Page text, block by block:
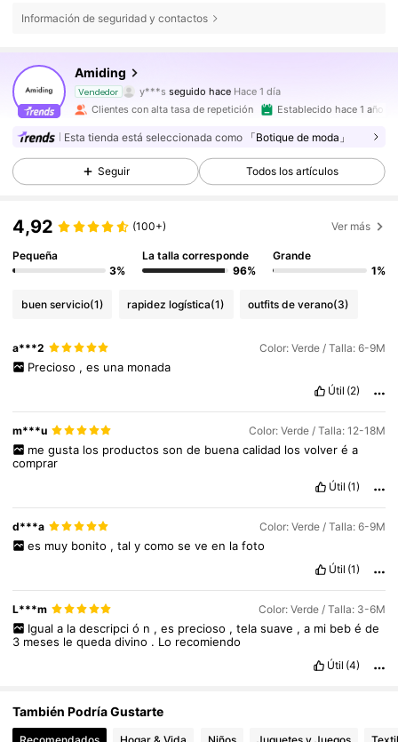
Información de seguridad y contactos
Amiding
Vendedor
n***7 está navegando
4,91
1.4K Seguidores
1.4K Seguidores
4,91 1.4K Seguidores
4,91 1.4K Seguidores
Clientes con alta tasa de repetición Establecido hace 1 año
Esta tienda está seleccionada como 「Botique de moda」
Seguir Todos los artículos
4,92 (100+) Ver más
Pequeña
3%
La talla corresponde
96%
Grande
1%
buen servicio(1) rapidez logística(1) outfits de verano(3)
a***2 Color: Verde / Talla: 6-9M
Precioso , es una monada
Útil (2)
m***u Color: Verde / Talla: 12-18M
me gusta los productos son de buena calidad los volver é a
comprar
Útil (1)
d***a Color: Verde / Talla: 6-9M
es muy bonito , tal y como se ve en la foto
Útil (1)
L***m Color: Verde / Talla: 3-6M
Igual a la descripci ó n , es precioso , tela suave , a mi beb é de
3 meses lequedadivino . Lo recomiendo
Útil (4)
También Podría Gustarte